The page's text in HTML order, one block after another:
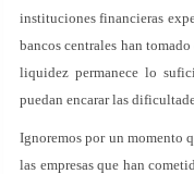
instituciones financieras
bancos centrales han
liquidez permanece lo
puedan encarar las
Ignoremos por un momento
las empresas que han